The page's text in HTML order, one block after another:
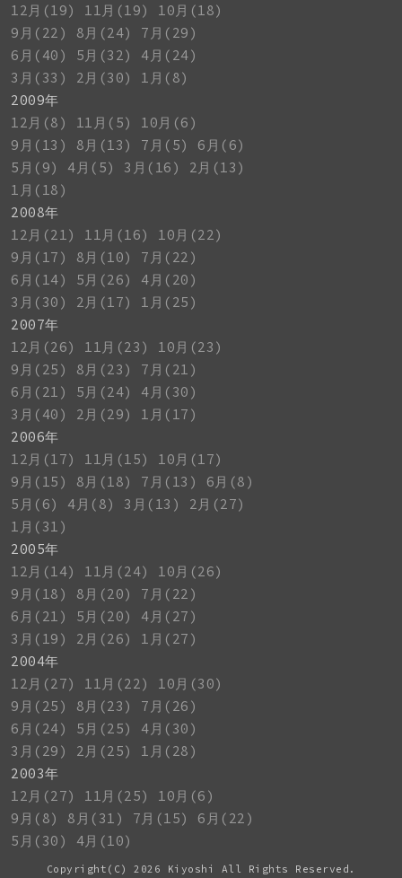
12月(19)
11月(19)
10月(18)
9月(22)
8月(24)
7月(29)
6月(40)
5月(32)
4月(24)
3月(33)
2月(30)
1月(8)
2009年
12月(8)
11月(5)
10月(6)
9月(13)
8月(13) 7月(5)
6月(6)
5月(9)
4月(5) 3月(16)
2月(13)
1月(18)
2008年
12月(21)
11月(16)
10月(22)
9月(17)
8月(10)
7月(22)
6月(14)
5月(26)
4月(20)
3月(30)
2月(17)
1月(25)
2007年
12月(26)
11月(23)
10月(23)
9月(25)
8月(23)
7月(21)
6月(21)
5月(24)
4月(30)
3月(40)
2月(29)
1月(17)
2006年
12月(17)
11月(15)
10月(17)
9月(15)
8月(18) 7月(13)
6月(8)
5月(6)
4月(8) 3月(13)
2月(27)
1月(31)
2005年
12月(14)
11月(24)
10月(26)
9月(18)
8月(20)
7月(22)
6月(21)
5月(20)
4月(27)
3月(19)
2月(26)
1月(27)
2004年
12月(27)
11月(22)
10月(30)
9月(25)
8月(23)
7月(26)
6月(24)
5月(25)
4月(30)
3月(29)
2月(25)
1月(28)
2003年
12月(27)
11月(25)
10月(6)
9月(8)
8月(31) 7月(15)
6月(22)
5月(30)
4月(10)
Copyright(C) 2026 Kiyoshi All Rights Reserved.